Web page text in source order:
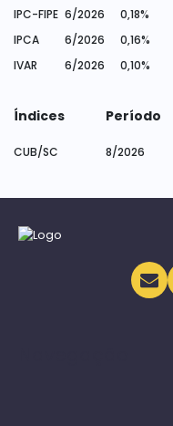
IPC-FIPE 6/2026
0,18%
IPCA
6/2026
0,16%
IVAR
6/2026 0,10%
Índices Período
CUB/SC 8/2026